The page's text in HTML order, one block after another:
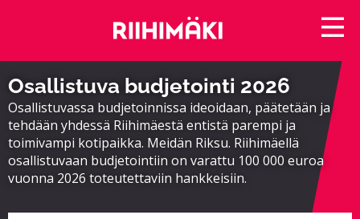
Osallistuva budjetointi 2026
Osallistuvassa budjetoinnissa ideoidaan, päätetään ja
tehdään yhdessä Riihimäestä entistä parempi ja
toimivampi kotipaikka. Meidän Riksu. Riihimäellä
osallistuvaan budjetointiin on varattu 100 000 euroa
vuonna 2026 toteutettaviin hankkeisiin.